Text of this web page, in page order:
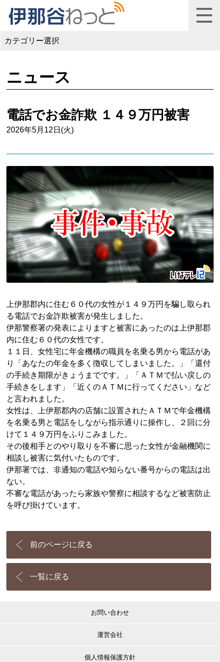
カテゴリー選択
ニュース
電話でお金詐欺 １４９万円被害
2026年5月12日(火)
上伊那郡内に住む６０代の女性が１４９万円を騙し取られ
る電話でお金詐欺被害が発生しました。
伊那警察署の発表によりますと被害にあったのは上伊那郡
内に住む６０代の女性です。
１１日、女性宅に年金機構の職員を名乗る男から電話があ
り「あなたの年金を多く徴収してしまいました。」「還付
の手続き期限がきょうまでです。」「ＡＴＭで払い戻しの
手続きをします」「近くのＡＴＭに行ってください」など
と言われました。
女性は、上伊那郡内の店舗に設置されたＡＴＭで年金機構
を名乗る男と電話をしながら指示通りに操作し、２回に分
けて１４９万円をふりこみました。
その後相手とのやり取りを不審に思った女性が金融機関に
相談し被害に気付いたものです。
伊那署では、非通知の電話や知らない番号からの電話は出
ない。
不審な電話があったら家族や警察に相談するなど被害防止
を呼び掛けています。
前のページに戻る
一覧に戻る
お問い合わせ
運営会社
個人情報保護方針